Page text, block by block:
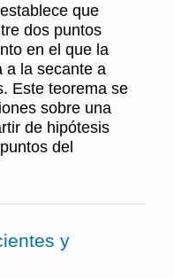
que
dos puntos
en el que la
a la secante a
Este teorema se
sobre una
de hipótesis
del
y